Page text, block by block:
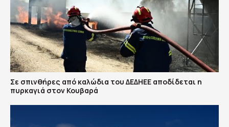
Σε σπινθήρες από καλώδια του ΔΕΔΗΕΕ αποδίδεται η
πυρκαγιά στον Κουβαρά